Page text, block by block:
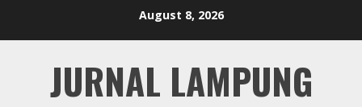
August 8, 2026
JURNAL LAMPUNG